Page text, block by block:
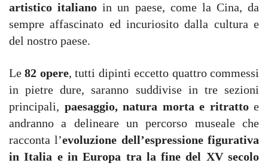
artistico italianoin un paese, come la Cina, da
sempre affascinato ed incuriosito dalla cultura e
del nostro paese.
Le82 opere, tutti dipinti eccetto quattro commessi
in pietre dure, saranno suddivise in tre sezioni
principali, paesaggio, natura morta e ritratto e
andranno a delineare un percorso museale che
racconta l’evoluzione dell’espressione figurativa
in Italia e in Europa tra la fine del XV secolo